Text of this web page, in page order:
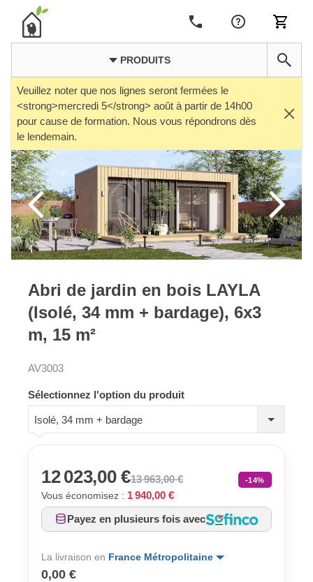
PRODUITS
Veuillez noter que nos lignes seront fermées le
<strong>mercredi 5</strong> août à partir de 14h00
pour cause de formation. Nous vous répondrons dès
le lendemain.
Abri de jardin en bois LAYLA
(Isolé, 34 mm + bardage), 6x3
m, 15 m²
AV3003
Sélectionnez l'option du produit
Isolé, 34 mm + bardage
12 023,00 €13 963,00 € -14%
Vous économisez : 1 940,00 €
Payez en plusieurs fois avec
La livraison en France Métropolitaine
0,00 €